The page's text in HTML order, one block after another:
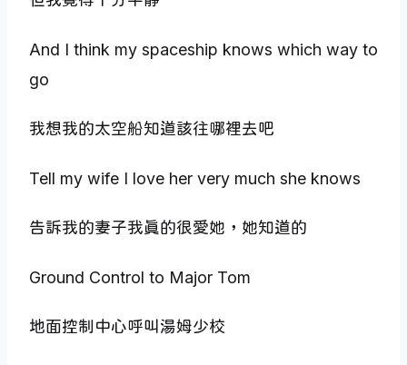
And I think my spaceship knows which way to
go
我想我的太空船知道該往哪裡去吧
Tell my wife I love her very much she knows
告訴我的妻子我真的很愛她，她知道的
Ground Control to Major Tom
地面控制中心呼叫湯姆少校